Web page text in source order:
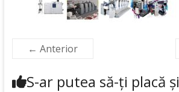
← Anterior
S-ar putea să-ți placă și